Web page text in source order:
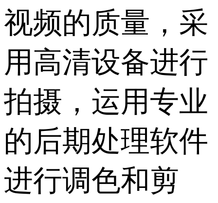
视频的质量，采
用高清设备进行
拍摄，运用专业
的后期处理软件
进行调色和剪